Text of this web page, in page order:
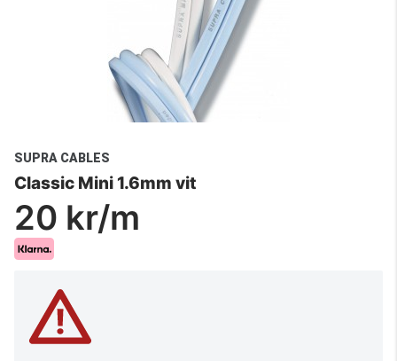
SUPRA CABLES
Classic Mini 1.6mm vit
20 kr/m